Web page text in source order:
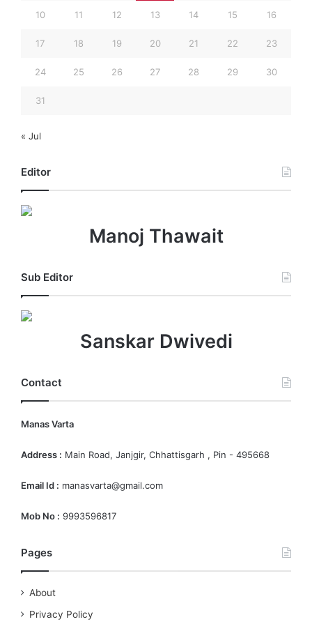
10 11 12 13 14 15 16
17 18 19 20 21 22 23
24 25 26 27 28 29 30
31
« Jul
Editor
Manoj Thawait
Sub Editor
Sanskar Dwivedi
Contact
Manas Varta
Address : Main Road, Janjgir, Chhattisgarh , Pin - 495668
Email Id : manasvarta@gmail.com
Mob No : 9993596817
Pages
About
Privacy Policy